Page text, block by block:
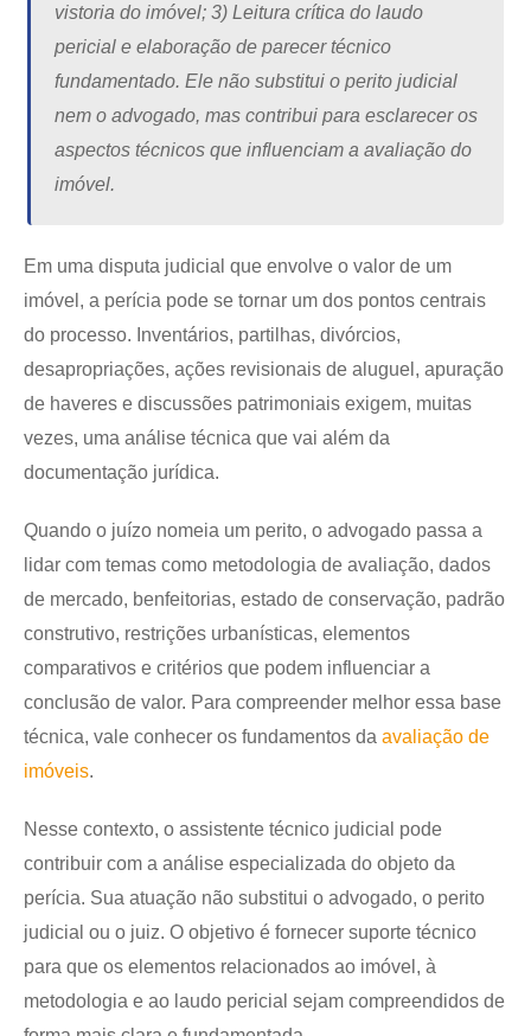
vistoria do imóvel; 3) Leitura crítica do laudo
pericial e elaboração de parecer técnico
fundamentado. Ele não substitui o perito judicial
nem o advogado, mas contribui para esclarecer os
aspectos técnicos que influenciam a avaliação do
imóvel.
Em uma disputa judicial que envolve o valor de um
imóvel, a perícia pode se tornar um dos pontos centrais
do processo. Inventários, partilhas, divórcios,
desapropriações, ações revisionais de aluguel, apuração
de haveres e discussões patrimoniais exigem, muitas
vezes, uma análise técnica que vai além da
documentação jurídica.
Quando o juízo nomeia um perito, o advogado passa a
lidar com temas como metodologia de avaliação, dados
de mercado, benfeitorias, estado de conservação, padrão
construtivo, restrições urbanísticas, elementos
comparativos e critérios que podem influenciar a
conclusão de valor. Para compreender melhor essa base
técnica, vale conhecer os fundamentos da avaliação de
imóveis.
Nesse contexto, o assistente técnico judicial pode
contribuir com a análise especializada do objeto da
perícia. Sua atuação não substitui o advogado, o perito
judicial ou o juiz. O objetivo é fornecer suporte técnico
para que os elementos relacionados ao imóvel, à
metodologia e ao laudo pericial sejam compreendidos de